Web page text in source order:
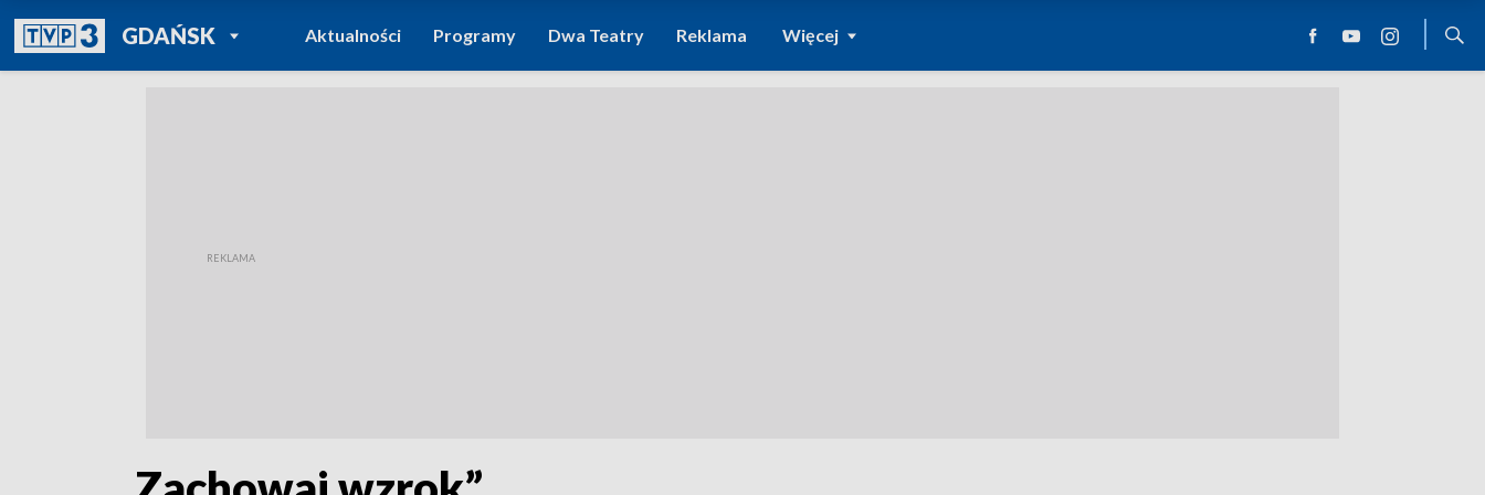
GDAŃSKPOWRÓT DO
TVP REGIONY
Aktualności Programy Dwa Teatry Reklama Więcej